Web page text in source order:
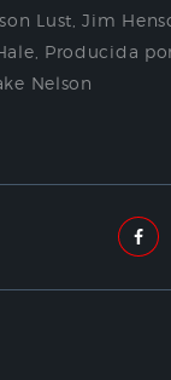
Lust ,Jim
Producida
Nelson